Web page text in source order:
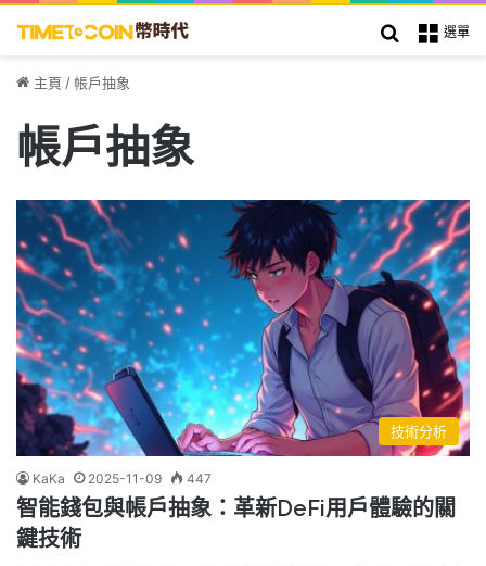
選單
搜索
主頁 / 帳戶抽象
帳戶抽象
技術分析
KaKa 2025-11-09 447
智能錢包與帳戶抽象：革新DeFi用戶體驗的關
鍵技術